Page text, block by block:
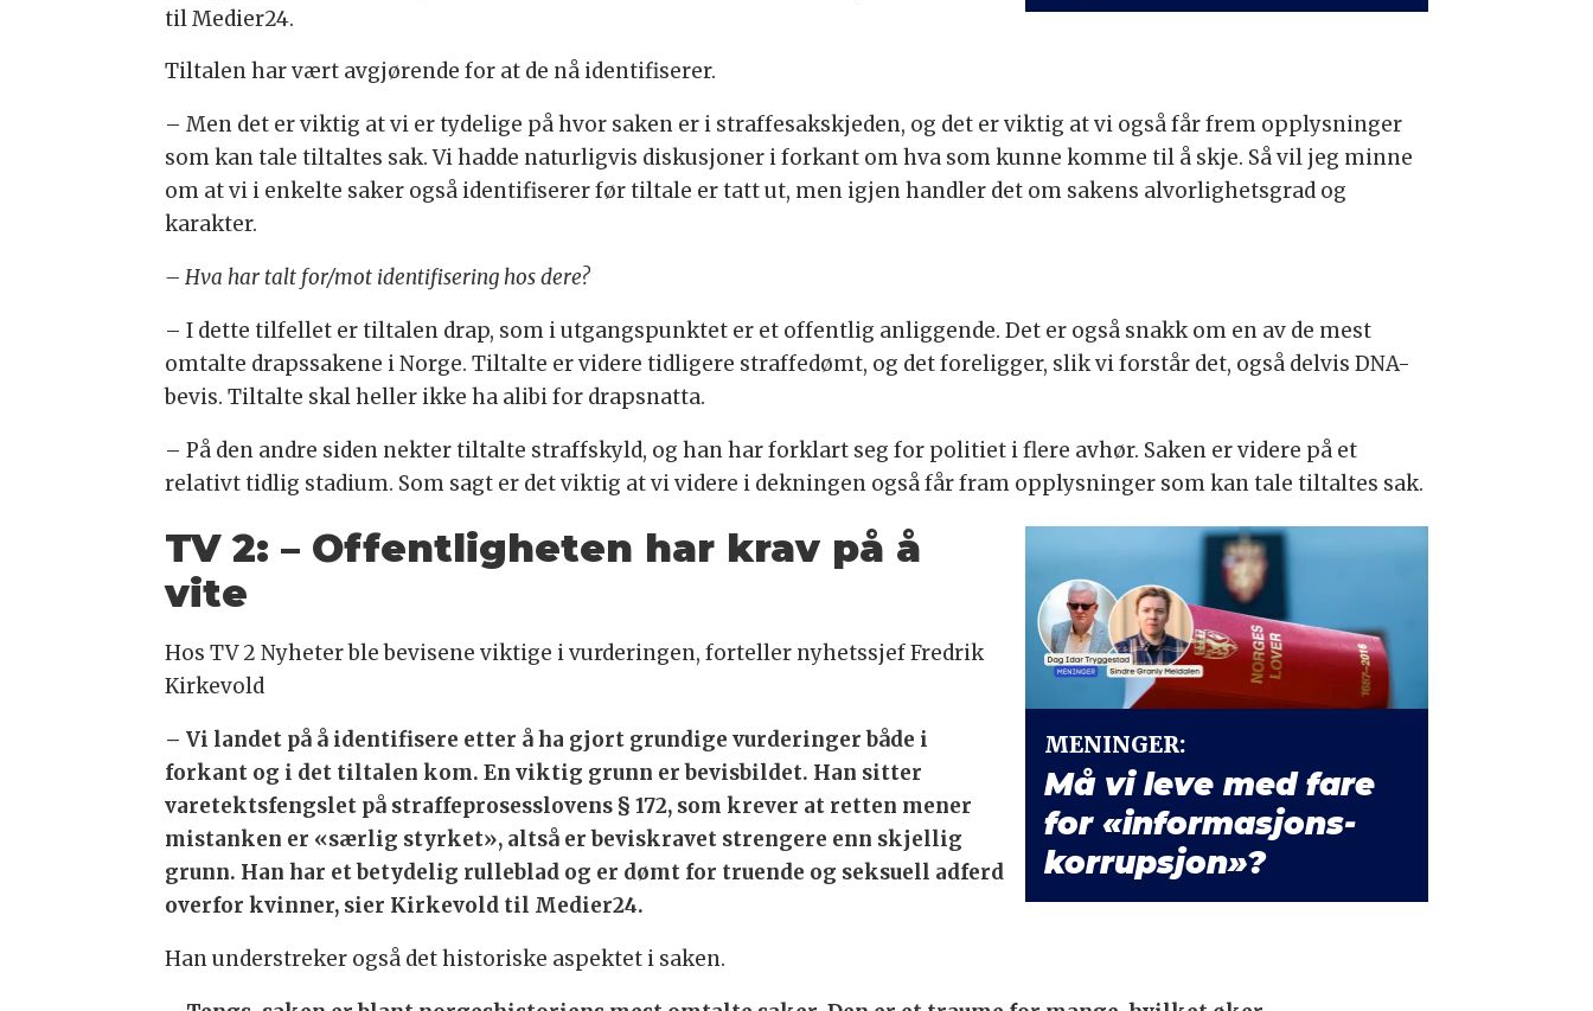
til Medier24.
Tiltalen har vært avgjørende for at de nå identifiserer.
– Men det er viktig at vi er tydelige på hvor saken er i straffesakskjeden, og det er viktig at vi også får frem opplysninger
som kan tale tiltaltes sak. Vi hadde naturligvis diskusjoner i forkant om hva som kunne komme til å skje. Så vil jeg minne
om at vi i enkelte saker også identifiserer før tiltale er tatt ut, men igjen handler det om sakens alvorlighetsgrad og
karakter.
– Hva har talt for/mot identifisering hos dere?
– I dette tilfellet er tiltalen drap, som i utgangspunktet er et offentlig anliggende. Det er også snakk om en av de mest
omtalte drapssakene i Norge. Tiltalte er videre tidligere straffedømt, og det foreligger, slik vi forstår det, også delvis DNA-
bevis. Tiltalte skal heller ikke ha alibi for drapsnatta.
– På den andre siden nekter tiltalte straffskyld, og han har forklart seg for politiet i flere avhør. Saken er videre på et
relativt tidlig stadium. Som sagt er det viktig at vi videre i dekningen også får fram opplysninger som kan tale tiltaltes sak.
MENINGER:
Må vi leve med fare
for «informasjons­
korrupsjon»?
TV 2: – Offentligheten har krav på å
vite
Hos TV 2 Nyheter ble bevisene viktige i vurderingen, forteller nyhetssjef Fredrik
Kirkevold
– Vi landet på å identifisere etter å ha gjort grundige vurderinger både i
forkant og i det tiltalen kom. En viktig grunn er bevisbildet. Han sitter
varetektsfengslet på straffeprosesslovens § 172, som krever at retten mener
mistanken er «særlig styrket», altså er beviskravet strengere enn skjellig
grunn. Han har et betydelig rulleblad og er dømt for truende og seksuell adferd
overfor kvinner, sier Kirkevold til Medier24.
Han understreker også det historiske aspektet i saken.